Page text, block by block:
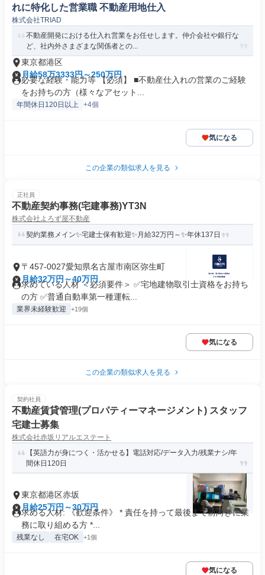
れに特化した営業職 不動産用地仕入
株式会社TRIAD
不動産開発における仕入れ営業をお任せします。仲介会社や銀行な
ど、社内外さまざまな関係者との...
東京都港区
月給58万3333円～250万円
必要な経験・能力等 【必須】 ■不動産仕入れの営業のご経験
をお持ちの方（様々なアセット...
年間休日120日以上 +4個
気になる
この企業の類似求人を見る
正社員
不動産契約事務(宅建事務)YT3N
株式会社よろず屋不動産
契約業務メイン✨宅建士保有歓迎✨月給32万円～✨年休137日
〒457-0027愛知県名古屋市南区弥生町
月給32万円～40万円
求めている人材 ＜必須要件＞ ✅宅地建物取引士資格をお持ち
の方 ✅普通自動車第一種運転...
業界未経験歓迎 +19個
気になる
この企業の類似求人を見る
契約社員
不動産賃貸管理(プロパティーマネージメント) スタッフ
宅建士募集
株式会社赤坂リアルエステート
【英語力が身につく・活かせる】電話対応/データ入力/残業ナシ/年
間休日120日
東京都港区赤坂
月給25万円～30万円
求める人材: 《歓迎条件》 * 責任を持って最後まで前向きに業
務に取り組める方 *...
残業なし 在宅OK +1個
気になる